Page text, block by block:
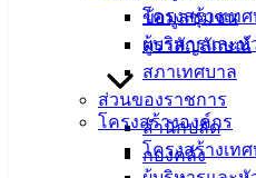
โครงสร้างเท
ผู้บริหารและ
สภาเทศบาล
ส่วนของราชการ
สำนักปลัด
กองคลัง
ข้อมูลชุมชน
ตราสัญลักษณ์
โครงสร้างองค์กร
โครงสร้างเท
เชื้อไวรัสโคโรนา 2019
ประชาสัมพันธ์ เรื่
ทะเลและชายฝั่งเกาะสีชัง
25 ส.ค. 2563 เรื่อง ประกวดราค
คอนกรีตเสริมเหล็กพร้อมท่อระ
ถนนมิตรสัมพันธ์ (ช่วงต่อจากข